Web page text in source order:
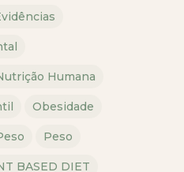
Humana
Obesidade
Peso
BASED DIET